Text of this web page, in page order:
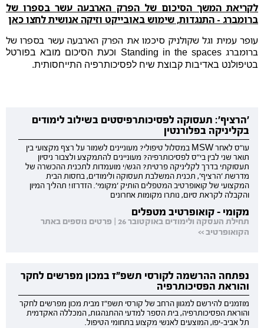
לקריאת המשך הסיכום של הפרק הארבעה עשר בספרו של
ברומברג - התנגדות, שימוש באובייקט וזיקה אנושית לחצו כאן
עופר עמית וגל שקולניק סיכמו את הפרק הארבעה עשר בספרו של
ברומברג
Standing in the spaces וכעת הסיכום מובא בפורטל
בטיפולנט באדיבות קבוצת שיח לפסיכותרפיה התייחסותית.
'הרציף': תעסוקה לפסיכותרפיסטים בשילוב לימודים
בקליניקה בפלורנטין
עו"ס לאחר MSW במסלול טיפולי? מעוניינים לשמור על רצף מקצועי בין
תואר שני לבין בי"ס לפסיכותרפיה? מעוניינים להתמקצע ולצבור ניסיון
תעסוקתי בדרך לקליניקה פרטית? הגש/י מועמדות לתכנית ההכשרה של
מדרשת 'הרציף', תכנית המשלבת תעסוקה ולימודים, בחסות הבית
המקצועי של קואופרטיב המטפלים הותיק 'מקומי'. הזדרזו! תהליך המיון
והקבלה לקראת סיום, נותרו מקומות אחרונים
מקומי - קואופרטיב מטפלים
תחילת העסקה ולימודים באוקטובר 26 | פרטים נוספים באתר
הקואופרטיב >>
נפתחה ההרשמה לקורסי תשפ"ז במכון מפרשים לחקר
והוראת הפסיכותרפיה
מוזמנים להירשם למגוון הרחב של קורסי תשפ"ז מבית מכון מפרשים לחקר
והוראת הפסיכותרפיה, בית הספר למדעי ההתנהגות, המכללה האקדמית
תל אביב-יפו, המוצעים לאנשי מקצוע בתחומי הטיפול.